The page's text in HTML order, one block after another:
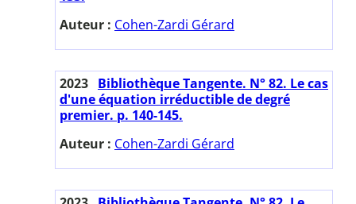
Auteur : Cohen-Zardi Gérard
2023 Bibliothèque Tangente. N° 82. Le cas
d'une équation irréductible de degré
premier. p. 140-145.
Auteur : Cohen-Zardi Gérard